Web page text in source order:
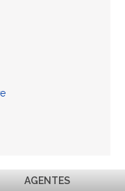
AGENTES